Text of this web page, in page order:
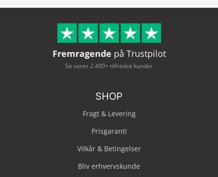
Fremragende på Trustpilot
Se vores 2.400+ tilfredse kunder
SHOP
Fragt & Levering
Prisgaranti
Vilkår & Betingelser
Bliv erhvervskunde